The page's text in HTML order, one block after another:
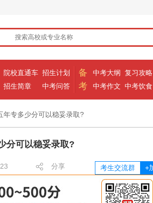
院校直通车
招生简章
招生计划
中考问答
备
考
中考大纲
中考作文
复习攻略
中考饮食
年专多少分可以稳妥录取?
分可以稳妥录取?
考生交流群 +
23 分享